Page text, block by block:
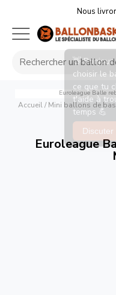
Nous
Euroleague Balle
Accueil/ Mini ballons de
Euroleague